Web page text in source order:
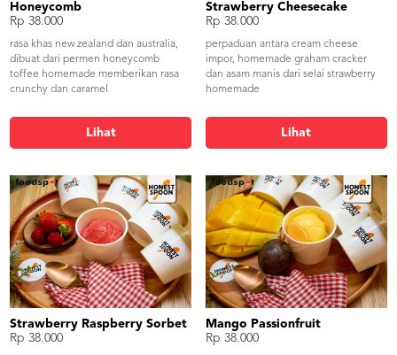
Honeycomb
Rp 38.000
rasa khas new zealand dan australia,
dibuat dari permen honeycomb
toffee homemade memberikan rasa
crunchy dan caramel
Lihat
Strawberry Cheesecake
Rp 38.000
perpaduan antara cream cheese
impor, homemade graham cracker
dan asam manis dari selai strawberry
homemade
Lihat
Strawberry Raspberry Sorbet
Rp 38.000
Mango Passionfruit
Rp 38.000